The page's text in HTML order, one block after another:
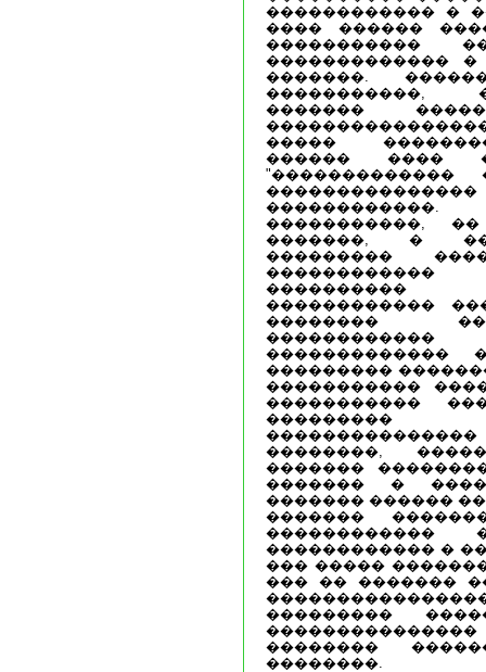
������������ �
���� ������
�����������
�������������
�������.
�����������,
�������
�����
������ ����
"�������������
������������.
�����������,
�������, �
���������
������������
����������
������������
��������
������������
�������������
���������
�����������
�����������
��������,
�������
������� �
������� ������
�������
������������ �
��� �����
��� �� �������
���������
��������
��������.